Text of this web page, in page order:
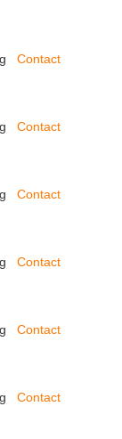
Contact
Contact
Contact
Contact
Contact
Contact